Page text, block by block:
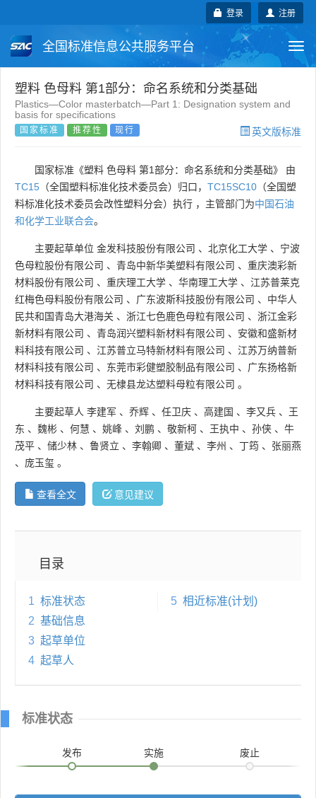
注册
登录
全国标准信息公共服务平台
国家标准 行业标准 地方标准
团体标准
塑料 色母料 第1部分：命名系统和分类基础
Plastics—Color masterbatch—Part 1: Designation system and
basis for specifications
国家标准 推荐性 现行 英文版标准
国家标准《塑料 色母料 第1部分：命名系统和分类基础》 由
TC15 （全国塑料标准化技术委员会）归口， TC15SC10 （全国塑
料标准化技术委员会改性塑料分会）执行 ，主管部门为中国石油
和化学工业联合会。
主要起草单位 金发科技股份有限公司 、 北京化工大学 、 宁波
色母粒股份有限公司 、 青岛中新华美塑料有限公司 、 重庆澳彩新
材料股份有限公司 、 重庆理工大学 、 华南理工大学 、 江苏普莱克
红梅色母料股份有限公司 、 广东波斯科技股份有限公司 、 中华人
民共和国青岛大港海关 、 浙江七色鹿色母粒有限公司 、 浙江金彩
新材料有限公司 、 青岛润兴塑料新材料有限公司 、 安徽和盛新材
料科技有限公司 、 江苏普立马特新材料有限公司 、 江苏万纳普新
材料科技有限公司 、 东莞市彩健塑胶制品有限公司 、 广东扬格新
材料科技有限公司 、 无棣县龙达塑料母粒有限公司 。
主要起草人 李建军 、 乔辉 、 任卫庆 、 高建国 、 李又兵 、 王
东 、 魏彬 、 何慧 、 姚峰 、 刘鹏 、 敬新柯 、 王执中 、 孙侠 、 牛
茂平 、 储少林 、 鲁贤立 、 李翰卿 、 董斌 、 李州 、 丁筠 、 张丽燕
、 庞玉玺 。
查看全文 意见建议
目录
1 标准状态
2 基础信息
3 起草单位
4 起草人
5 相近标准(计划)
标准状态
发布 实施 废止